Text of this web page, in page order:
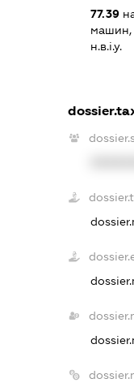
77.39
машин,
н.в.і.у.